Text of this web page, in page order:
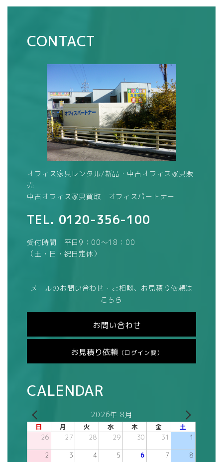
CONTACT
オフィス家具レンタル/新品・中古オフィス家具販
売
中古オフィス家具買取 オフィスパートナー
TEL. 0120-356-100
受付時間 平日9：00～18：00
（土・日・祝日定休）
メールのお問い合わせ・ご相談、お見積り依頼は
こちら
お問い合わせ
お見積り依頼 （ログイン要）
CALENDAR
2026年 8月
日 月 火 水 木 金 土
26 27 28 29 30 31 1
2 3 4 5 6 7 8